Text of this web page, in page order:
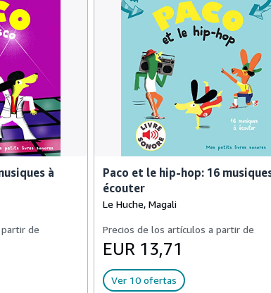
à
de
Paco et le hip-hop: 16
écouter
Le Huche, Magali
Precios de los artículos a partir de
EUR 13,71
Ver 10 ofertas